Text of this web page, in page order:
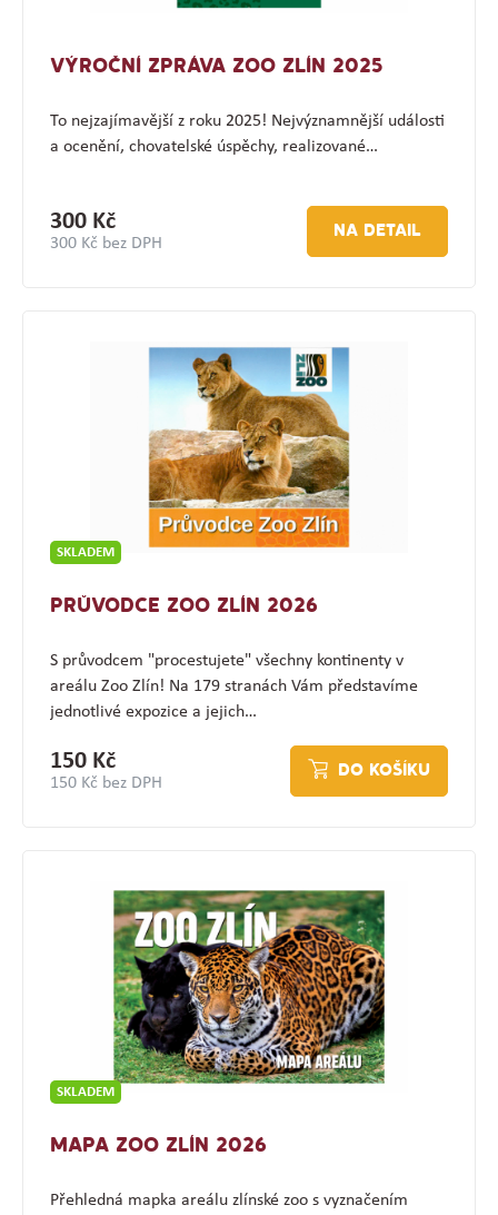
VÝROČNÍ ZPRÁVA ZOO ZLÍN 2025
To nejzajímavější z roku 2025! Nejvýznamnější události
a ocenění, chovatelské úspěchy, realizované…
300 Kč
300 Kč bez DPH
NA DETAIL
SKLADEM
PRŮVODCE ZOO ZLÍN 2026
S průvodcem "procestujete" všechny kontinenty v
areálu Zoo Zlín! Na 179 stranách Vám představíme
jednotlivé expozice a jejich…
150 Kč
150 Kč bez DPH
DO KOŠÍKU
SKLADEM
MAPA ZOO ZLÍN 2026
Přehledná mapka areálu zlínské zoo s vyznačením